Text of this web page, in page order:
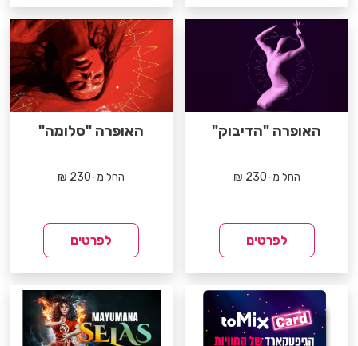
האופרה "הדיבוק"
החל מ-230 ₪
לפרטים
האופרה "סלומה"
החל מ-230 ₪
לפרטים